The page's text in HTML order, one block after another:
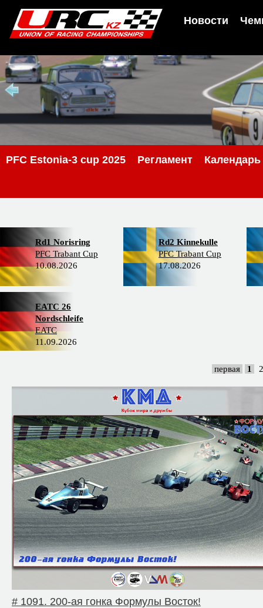
Новости
PFС Estonia-3 cup 2025 Регламент Календарь
Rd1 Norisring
PFC Trabant Cup
10.08.2026
Rd2 Kinnekulle
PFC Trabant Cup
17.08.2026
EATC 26
Nordschleife
EATC
11.09.2026
первая 1
# 1091. 200-ая гонка Формулы Восток!